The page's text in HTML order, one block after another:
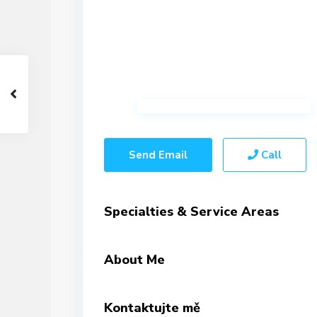
Send Email Call
Specialties & Service Areas
About Me
Kontaktujte mě